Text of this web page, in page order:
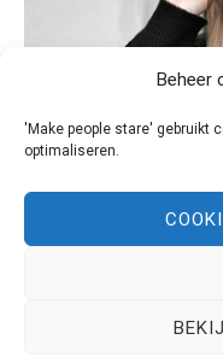
Beheer
'Make people stare' gebruikt
optimaliseren.